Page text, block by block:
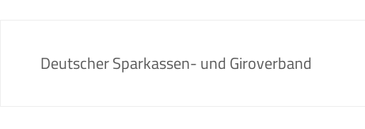
Deutscher Sparkassen- und Giroverband